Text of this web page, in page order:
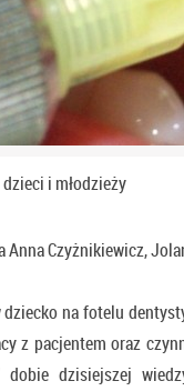
i młodzieży
Anna Czyżnikiewicz,
na fotelu
z pacjentem oraz
dzisiejszej